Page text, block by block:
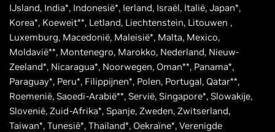
IJsland, India*, Indonesië*, Ierland, Israël, Italië, Japan*,
Korea*, Koeweit**, Letland, Liechtenstein, Litouwen ,
Luxemburg, Macedonië, Maleisië*, Malta, Mexico,
Moldavië**, Montenegro, Marokko, Nederland, Nieuw-
Zeeland*, Nicaragua*, Noorwegen, Oman**, Panama*,
Paraguay*, Peru*, Filippijnen*, Polen, Portugal, Qatar**,
Roemenië, Saoedi-Arabië**, Servië, Singapore*, Slowakije,
Slovenië, Zuid-Afrika*, Spanje, Zweden, Zwitserland,
Taiwan*, Tunesië*, Thailand*, Oekraïne*, Verenigde